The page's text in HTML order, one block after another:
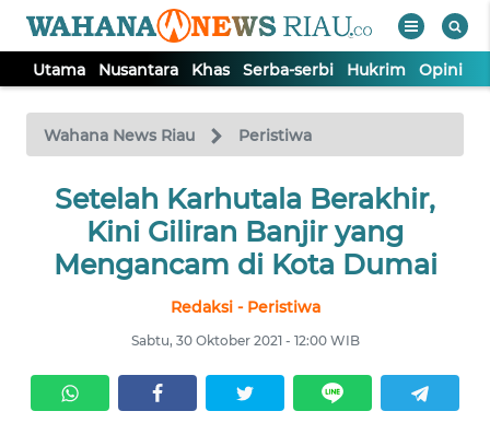
Utama Nusantara Khas Serba-serbi Hukrim Opini
Wahana News Riau Peristiwa
Setelah Karhutala Berakhir,
Kini Giliran Banjir yang
Mengancam di Kota Dumai
Redaksi - Peristiwa
Sabtu, 30 Oktober 2021 - 12:00 WIB
TV
Tutup
UTAMA
NUSANTARA
SERBA-
SERBI